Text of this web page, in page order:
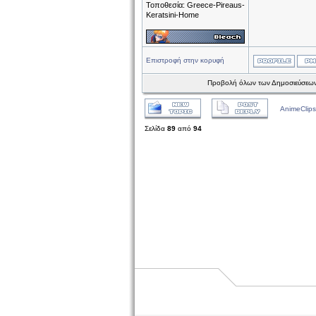
Τοποθεσία: Greece-Pireaus-
Keratsini-Home
Επιστροφή στην κορυφή
Προβολή όλων των
Σελίδα 89 από 94